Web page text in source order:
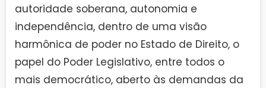
autoridade soberana, autonomia e
independência, dentro de uma visão
harmônica de poder no Estado de Direito, o
papel do Poder Legislativo, entre todos o
mais democrático, aberto às demandas da